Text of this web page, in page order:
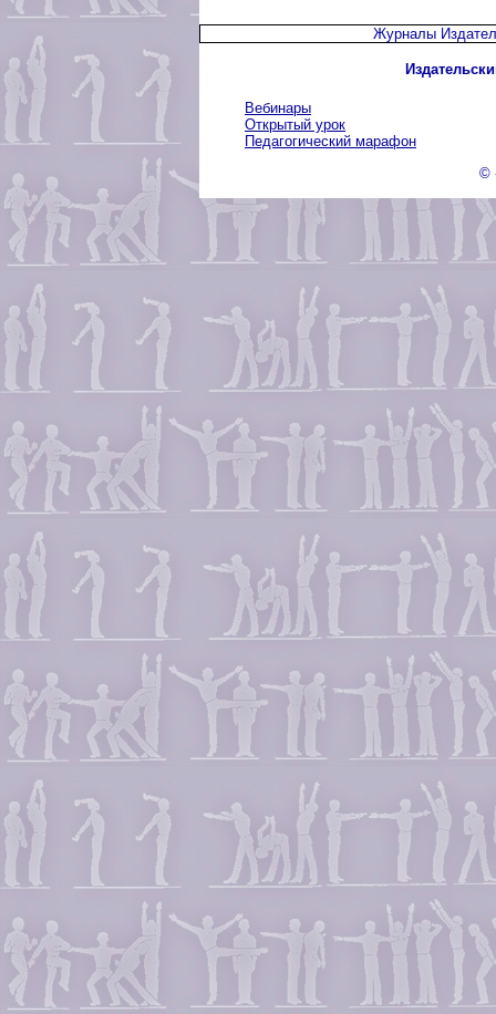
Журналы
Вебинары
Открытый урок
Педагогический марафон
©